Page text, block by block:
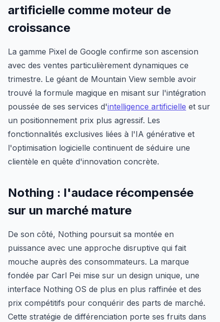
artificielle comme moteur de
croissance
La gamme Pixel de Google confirme son ascension
avec des ventes particulièrement dynamiques ce
trimestre. Le géant de Mountain View semble avoir
trouvé la formule magique en misant sur l'intégration
poussée de ses services d'intelligence artificielle et sur
un positionnement prix plus agressif. Les
fonctionnalités exclusives liées à l'IA générative et
l'optimisation logicielle continuent de séduire une
clientèle en quête d'innovation concrète.
Nothing : l'audace récompensée
sur un marché mature
De son côté, Nothing poursuit sa montée en
puissance avec une approche disruptive qui fait
mouche auprès des consommateurs. La marque
fondée par Carl Pei mise sur un design unique, une
interface Nothing OS de plus en plus raffinée et des
prix compétitifs pour conquérir des parts de marché.
Cette stratégie de différenciation porte ses fruits dans